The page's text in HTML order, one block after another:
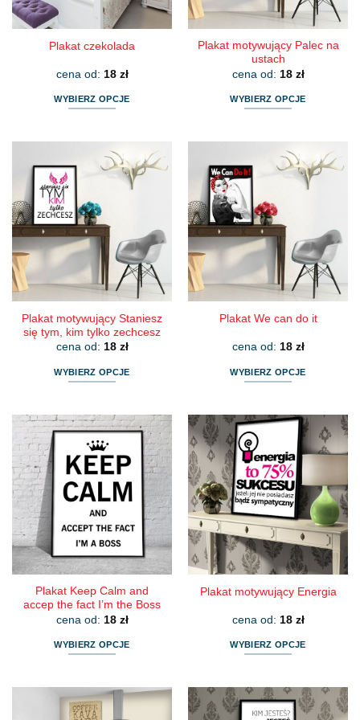
Plakat czekolada
cena od: 18 zł
WYBIERZ OPCJE
wiele
wariantów.
Opcje
można
wybrać
na
stronie
produktu
Plakat motywujący Palec na
ustach
cena od: 18 zł
WYBIERZ OPCJE
wiele
wariantów.
Opcje
można
wybrać
na
stronie
produktu
Plakat motywujący Staniesz
się tym, kim tylko zechcesz
cena od: 18 zł
WYBIERZ OPCJE
ma
wiele
wariantów.
Opcje
można
wybrać
na
stronie
produktu
Plakat We can do it
cena od: 18 zł
WYBIERZ OPCJE
ma
wariantów.
Opcje
można
wybrać
na
stronie
produktu
Plakat Keep Calm and
accep the fact I’m the Boss
cena od: 18 zł
WYBIERZ OPCJE
ma
wiele
Plakat motywujący Energia
cena od: 18 zł
WYBIERZ OPCJE
ma
wiele